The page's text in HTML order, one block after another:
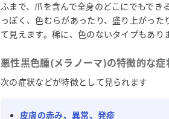
ふまで、爪を含んで全身のどこにでもでき
っぽく、色むらがあったり、盛り上がっ
て見えます。稀に、色のないタイプもあり
悪性黒色腫(メラノーマ)の特徴的な症
次の症状などが特徴として見られます
皮膚の赤み、異常、発疹